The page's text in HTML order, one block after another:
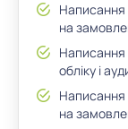
Написання
на
Написання
обліку і
Написання
на